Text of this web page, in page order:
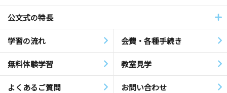
公文式の特長
学習の流れ 会費・各種手続き
無料体験学習 教室見学
よくあるご質問 お問い合わせ